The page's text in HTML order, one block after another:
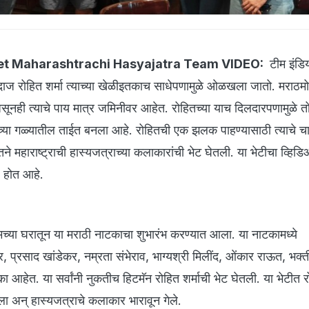
Maharashtrachi Hasyajatra Team VIDEO: टीम
रोहित शर्मा त्याच्या खेळीइतकाच साधेपणामुळे ओळखला जातो.
त्याचे पाय मात्र जमिनीवर आहेत. रोहितच्या याच दिलदारपणामुळे
गळ्यातील ताईत बनला आहे. रोहितची एक झलक पाहण्यासाठी त्याचे
हास्यजत्राच्या कलाकारांची भेट घेतली. या भेटीचा
होत आहे.
घरातून या मराठी नाटकाचा शुभारंभ करण्यात आला. या नाटकामध्ये
प्रसाद खांडेकर, नम्रता संभेराव, भाग्यश्री मिलींद, ओंकार राऊत,
आहेत. या सर्वांनी नुकतीच हिटमॅन रोहित शर्माची भेट घेतली. या भेटीत
अन् हास्यजत्राचे कलाकार भारावून गेले.